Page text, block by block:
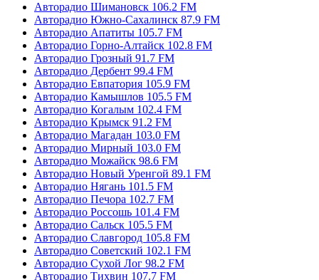
Авторадио Шимановск 106.2 FM
Авторадио Южно-Сахалинск 87.9 FM
Авторадио Апатиты 105.7 FM
Авторадио Горно-Алтайск 102.8 FM
Авторадио Грозный 91.7 FM
Авторадио Дербент 99.4 FM
Авторадио Евпатория 105.9 FM
Авторадио Камышлов 105.5 FM
Авторадио Когалым 102.4 FM
Авторадио Крымск 91.2 FM
Авторадио Магадан 103.0 FM
Авторадио Мирный 103.0 FM
Авторадио Можайск 98.6 FM
Авторадио Новый Уренгой 89.1 FM
Авторадио Нягань 101.5 FM
Авторадио Печора 102.7 FM
Авторадио Россошь 101.4 FM
Авторадио Сальск 105.5 FM
Авторадио Славгород 105.8 FM
Авторадио Советский 102.1 FM
Авторадио Сухой Лог 98.2 FM
Авторадио Тихвин 107.7 FM